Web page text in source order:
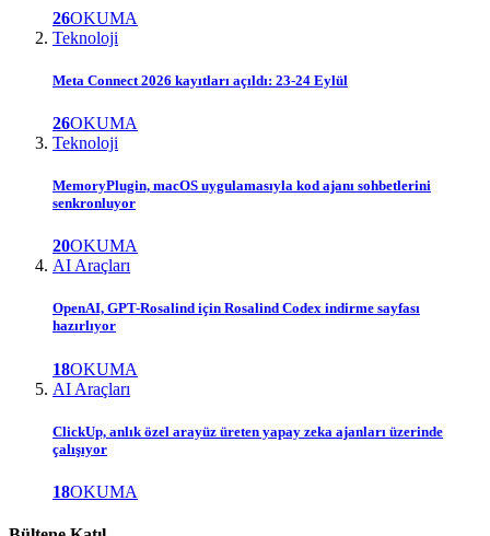
26OKUMA
Teknoloji
Meta Connect 2026 kayıtları açıldı: 23-24 Eylül
26OKUMA
Teknoloji
MemoryPlugin, macOS uygulamasıyla kod ajanı sohbetlerini
senkronluyor
20OKUMA
AI Araçları
OpenAI, GPT-Rosalind için Rosalind Codex indirme sayfası
hazırlıyor
18OKUMA
AI Araçları
ClickUp, anlık özel arayüz üreten yapay zeka ajanları üzerinde
çalışıyor
18OKUMA